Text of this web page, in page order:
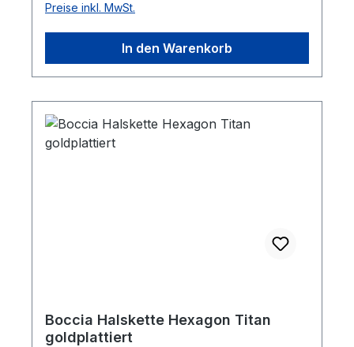
Preise inkl. MwSt.
In den Warenkorb
Boccia Halskette Hexagon Titan
goldplattiert